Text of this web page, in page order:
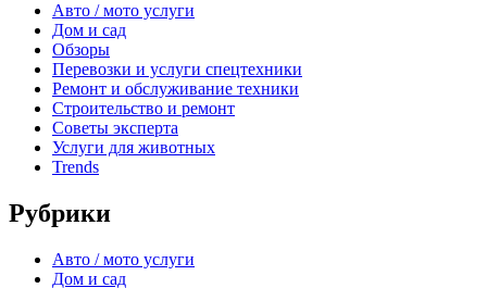
Авто / мото услуги
Дом и сад
Обзоры
Перевозки и услуги спецтехники
Ремонт и обслуживание техники
Строительство и ремонт
Советы эксперта
Услуги для животных
Trends
Рубрики
Авто / мото услуги
Дом и сад